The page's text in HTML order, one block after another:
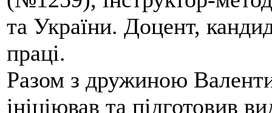
та України. Доцент,
праці.
Разом з дружиною
ініціював та підготовив